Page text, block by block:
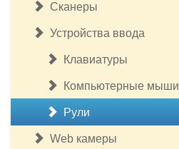
Сканеры
Устройства ввода
Клавиатуры
Компьютерные мыши
Рули
Web камеры